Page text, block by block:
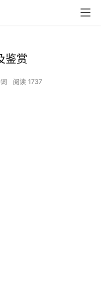
鉴赏
阅读 1737